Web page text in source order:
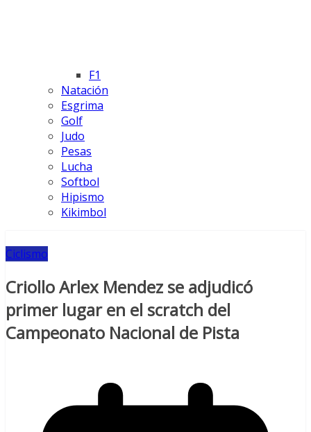
F1
Natación
Esgrima
Golf
Judo
Pesas
Lucha
Softbol
Hipismo
Kikimbol
Ciclismo
Criollo Arlex Mendez se adjudicó
primer lugar en el scratch del
Campeonato Nacional de Pista